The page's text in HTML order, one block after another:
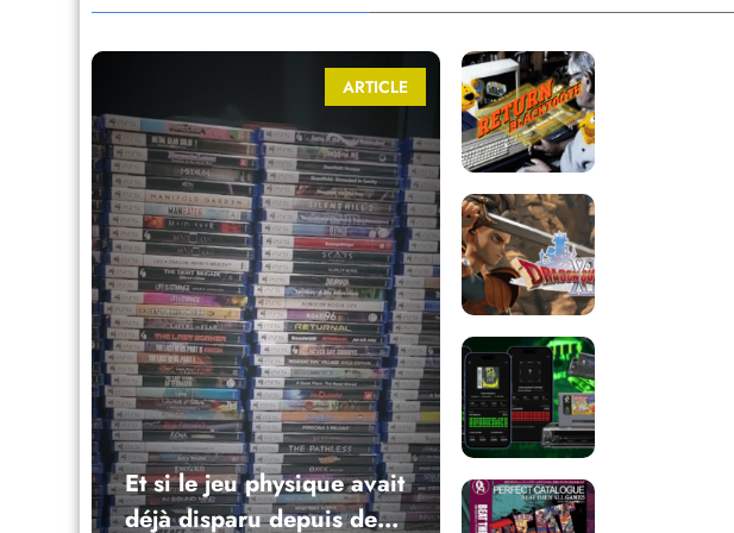
ARTICLE
Et si le jeu physique avait
déjà disparu depuis des